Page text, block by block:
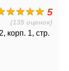
5
(135 оценок)
корп. 1, стр.